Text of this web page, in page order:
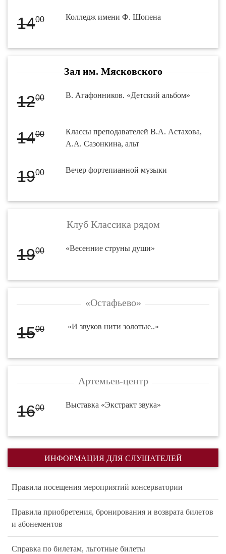
1400 Колледж имени Ф. Шопена
Зал им. Мясковского
1200 В. Агафонников. «Детский альбом»
1400
Классы преподавателей В.А. Астахова,
А.А. Сазонкина, альт
1900 Вечер фортепианной музыки
Клуб Классика рядом
1900 «Весенние струны души»
«Остафьево»
1500 «И звуков нити золотые..»
Артемьев-центр
1600 Выставка «Экстракт звука»
ИНФОРМАЦИЯ ДЛЯ СЛУШАТЕЛЕЙ
Правила посещения мероприятий консерватории
Правила приобретения, бронирования и возврата билетов
и абонементов
Справка по билетам, льготные билеты